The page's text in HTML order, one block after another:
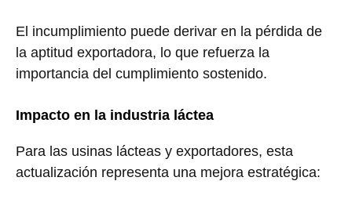
El incumplimiento puede derivar en la pérdida de
la aptitud exportadora, lo que refuerza la
importancia del cumplimiento sostenido.
Impacto en la industria láctea
Para las usinas lácteas y exportadores, esta
actualización representa una mejora estratégica: